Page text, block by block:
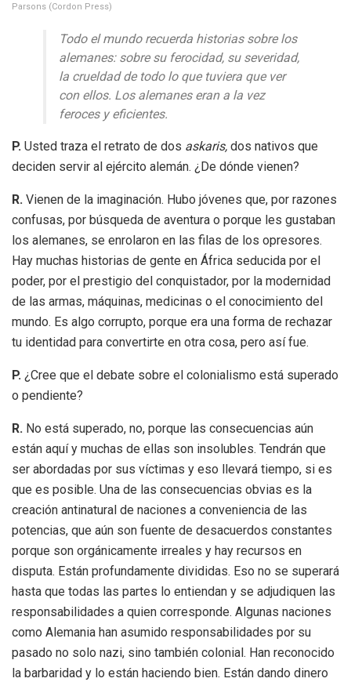
Parsons (Cordon Press)
Todo el mundo recuerda historias sobre los
alemanes: sobre su ferocidad, su severidad,
la crueldad de todo lo que tuviera que ver
con ellos. Los alemanes eran a la vez
feroces y eficientes.
P. Usted traza el retrato de dos askaris, dos nativos que
deciden servir al ejército alemán. ¿De dónde vienen?
R. Vienen de la imaginación. Hubo jóvenes que, por razones
confusas, por búsqueda de aventura o porque les gustaban
los alemanes, se enrolaron en las filas de los opresores.
Hay muchas historias de gente en África seducida por el
poder, por el prestigio del conquistador, por la modernidad
de las armas, máquinas, medicinas o el conocimiento del
mundo. Es algo corrupto, porque era una forma de rechazar
tu identidad para convertirte en otra cosa, pero así fue.
P. ¿Cree que el debate sobre el colonialismo está superado
o pendiente?
R. No está superado, no, porque las consecuencias aún
están aquí y muchas de ellas son insolubles. Tendrán que
ser abordadas por sus víctimas y eso llevará tiempo, si es
que es posible. Una de las consecuencias obvias es la
creación antinatural de naciones a conveniencia de las
potencias, que aún son fuente de desacuerdos constantes
porque son orgánicamente irreales y hay recursos en
disputa. Están profundamente divididas. Eso no se superará
hasta que todas las partes lo entiendan y se adjudiquen las
responsabilidades a quien corresponde. Algunas naciones
como Alemania han asumido responsabilidades por su
pasado no solo nazi, sino también colonial. Han reconocido
la barbaridad y lo están haciendo bien. Están dando dinero